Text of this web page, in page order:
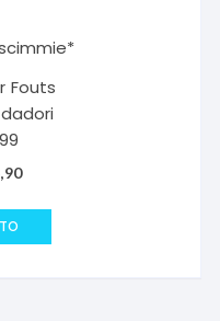
Fouts
Il